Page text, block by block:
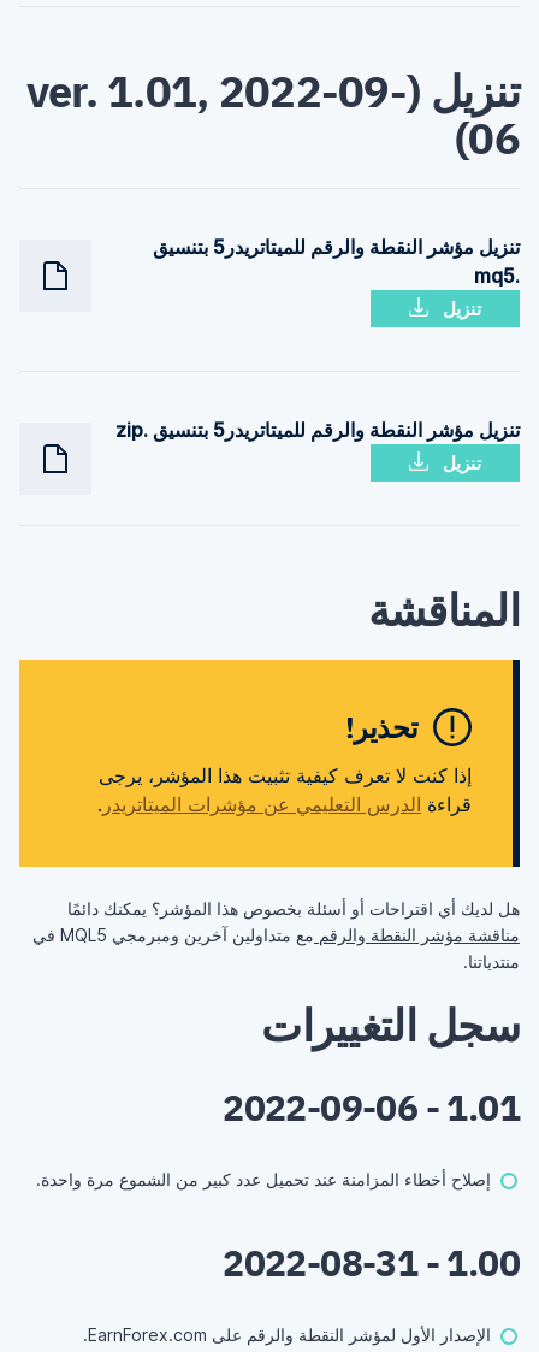
تنزيل (ver. 1.01, 2022-09-
06)
تنزيل مؤشر النقطة والرقم للميتاتريدر5 بتنسيق
.mq5
تنزيل
تنزيل مؤشر النقطة والرقم للميتاتريدر5 بتنسيق .zip
تنزيل
المناقشة
تحذير!
إذا كنت لا تعرف كيفية تثبيت هذا المؤشر، يرجى
قراءة الدرس التعليمي عن مؤشرات الميتاتريدر .
هل لديك أي اقتراحات أو أسئلة بخصوص هذا المؤشر؟ يمكنك دائمًا
مناقشة مؤشر النقطة والرقم
مع متداولين آخرين ومبرمجي MQL5 في
منتدياتنا.
سجل التغييرات
1.01 - 2022-09-06
إصلاح أخطاء المزامنة عند تحميل عدد كبير من الشموع مرة واحدة.
1.00 - 2022-08-31
الإصدار الأول لمؤشر النقطة والرقم على EarnForex.com.